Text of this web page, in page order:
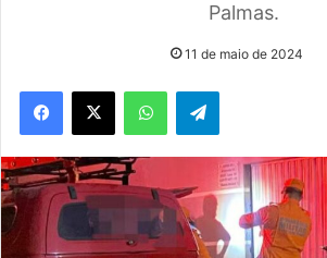
Palmas.
11 de maio de 2024
WhatsAppTelegram